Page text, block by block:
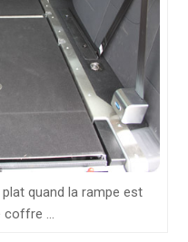
quand la rampe est
coffre …